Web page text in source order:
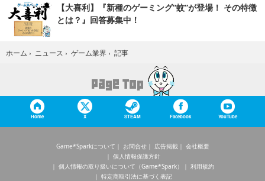
【大喜利】『新種のゲーミング“蚊”が登場！ その特徴
とは？』回答募集中！
ホーム › ニュース › ゲーム業界 › 記事
Home X STEAM Facebook YouTube
Game*Sparkについて お問合せ 広告掲載
会社概要
個人情報保護方針
個人情報の取り扱いについて（Game*Spark）
利用規約
特定商取引法に基づく表記